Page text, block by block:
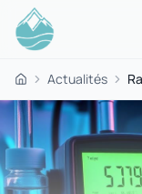
AccueilActualités